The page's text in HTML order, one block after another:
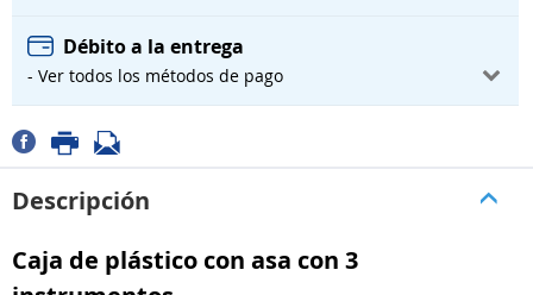
Débito a la entrega
- Ver todos los métodos de pago
Descripción
Caja de plástico con asa con 3